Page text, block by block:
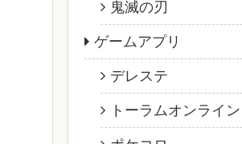
鬼滅の刃
ゲームアプリ
デレステ
トーラムオンライン